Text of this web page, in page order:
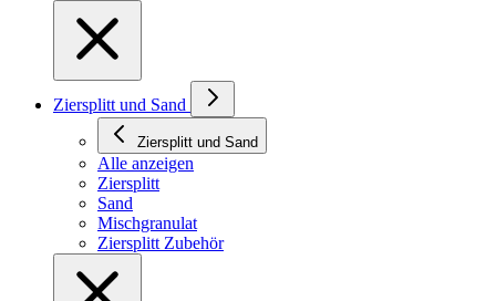
Ziersplitt und Sand
Ziersplitt und Sand
Alle anzeigen
Ziersplitt
Sand
Mischgranulat
Ziersplitt Zubehör